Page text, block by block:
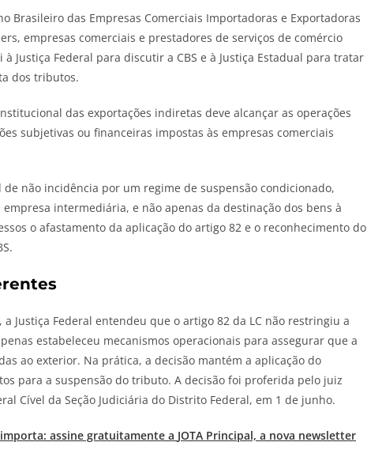
Brasileiro das Empresas Comerciais Importadoras e Exportadoras
empresas comerciais e prestadores de serviços de comércio
Justiça Federal para discutir a CBS e à Justiça Estadual para tratar
dos tributos.
das exportações indiretas deve alcançar as operações
subjetivas ou financeiras impostas às empresas comerciais
não incidência por um regime de suspensão condicionado,
intermediária, e não apenas da destinação dos bens à
o afastamento da aplicação do artigo 82 e o reconhecimento do
a Justiça Federal entendeu que o artigo 82 da LC não restringiu a
estabeleceu mecanismos operacionais para assegurar que a
ao exterior. Na prática, a decisão mantém a aplicação do
para a suspensão do tributo. A decisão foi proferida pelo juiz
Cível da Seção Judiciária do Distrito Federal, em 1 de junho.
assine gratuitamente a JOTA Principal, a nova newsletter